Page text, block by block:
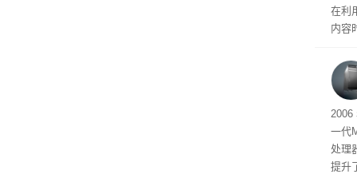
在利
内容
有
2006
一代
处理
提升